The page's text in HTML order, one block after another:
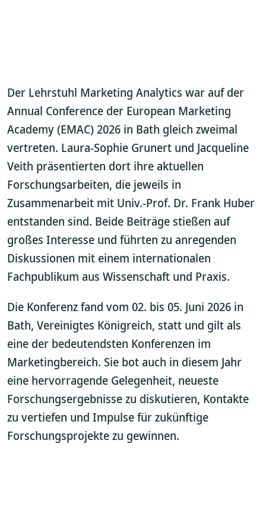
Der Lehrstuhl Marketing Analytics war auf der
Annual Conference der European Marketing
Academy (EMAC) 2026 in Bath gleich zweimal
vertreten. Laura-Sophie Grunert und Jacqueline
Veith präsentierten dort ihre aktuellen
Forschungsarbeiten, die jeweils in
Zusammenarbeit mit Univ.-Prof. Dr. Frank Huber
entstanden sind. Beide Beiträge stießen auf
großes Interesse und führten zu anregenden
Diskussionen mit einem internationalen
Fachpublikum aus Wissenschaft und Praxis.
Die Konferenz fand vom 02. bis 05. Juni 2026 in
Bath, Vereinigtes Königreich, statt und gilt als
eine der bedeutendsten Konferenzen im
Marketingbereich. Sie bot auch in diesem Jahr
eine hervorragende Gelegenheit, neueste
Forschungsergebnisse zu diskutieren, Kontakte
zu vertiefen und Impulse für zukünftige
Forschungsprojekte zu gewinnen.